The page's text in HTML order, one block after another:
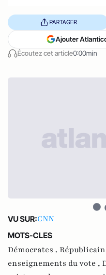
Écoutez cet article0:00min
PARTAGER
Ajouter
VU SUR:CNN
MOTS-CLES
Démocrates ,
enseignements du vote ,